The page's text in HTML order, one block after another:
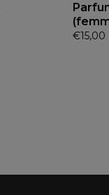
€15,00